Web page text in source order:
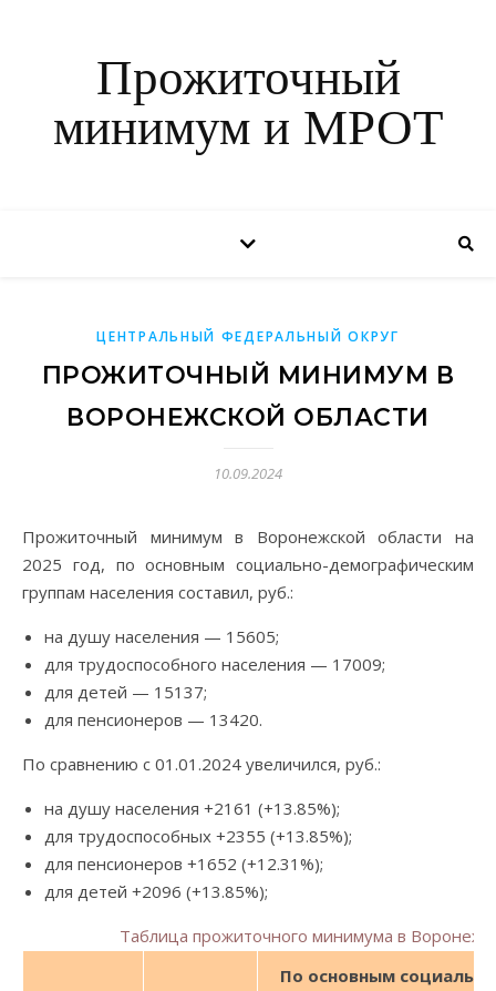
Прожиточный
минимум и МРОТ
ЦЕНТРАЛЬНЫЙ ФЕДЕРАЛЬНЫЙ ОКРУГ
ПРОЖИТОЧНЫЙ МИНИМУМ В
ВОРОНЕЖСКОЙ ОБЛАСТИ
10.09.2024
Прожиточный минимум в Воронежской области на
2025 год, по основным социально-демографическим
группам населения составил, руб.:
на душу населения — 15605;
для трудоспособного населения — 17009;
для детей — 15137;
для пенсионеров — 13420.
По сравнению с 01.01.2024 увеличился, руб.:
на душу населения +2161 (+13.85%);
для трудоспособных +2355 (+13.85%);
для пенсионеров +1652 (+12.31%);
для детей +2096 (+13.85%);
Таблица прожиточного минимума в
По основным